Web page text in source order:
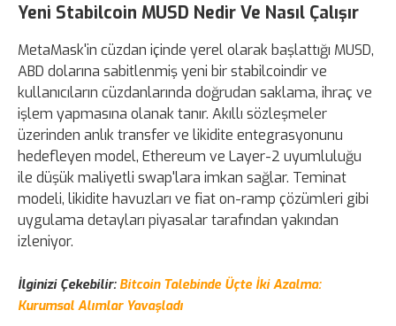
Yeni Stabilcoin MUSD Nedir Ve Nasıl Çalışır
MetaMask'in cüzdan içinde yerel olarak başlattığı MUSD,
ABD dolarına sabitlenmiş yeni bir stabilcoindir ve
kullanıcıların cüzdanlarında doğrudan saklama, ihraç ve
işlem yapmasına olanak tanır. Akıllı sözleşmeler
üzerinden anlık transfer ve likidite entegrasyonunu
hedefleyen model, Ethereum ve Layer-2 uyumluluğu
ile düşük maliyetli swap'lara imkan sağlar. Teminat
modeli, likidite havuzları ve fiat on-ramp çözümleri gibi
uygulama detayları piyasalar tarafından yakından
izleniyor.
İlginizi Çekebilir:Bitcoin Talebinde Üçte İki Azalma:
Kurumsal Alımlar Yavaşladı